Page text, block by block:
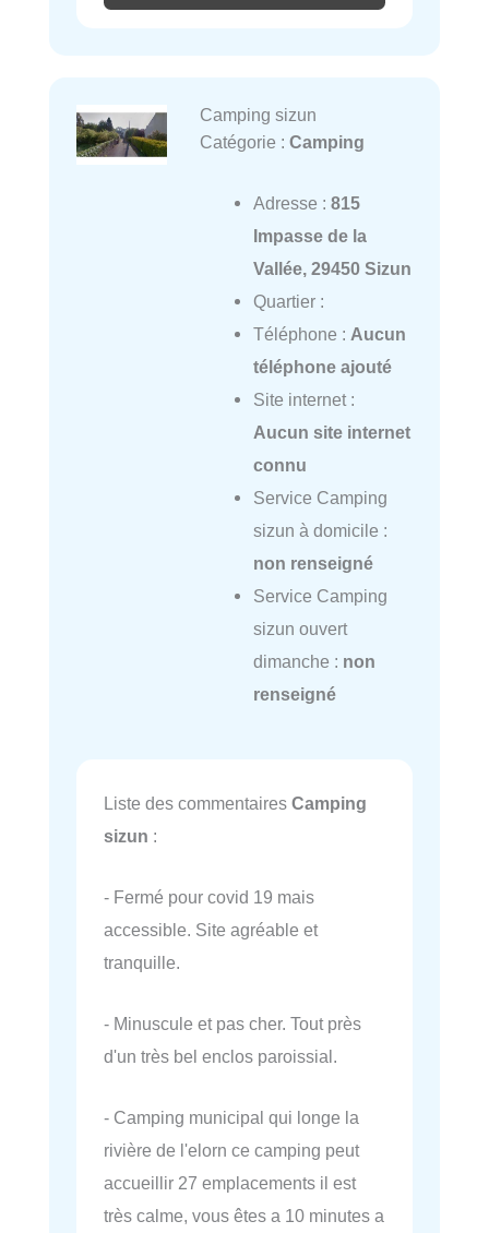
Camping sizun
Catégorie : Camping
Adresse : 815
Impasse de la
Vallée, 29450 Sizun
Quartier :
Téléphone : Aucun
téléphone ajouté
Site internet :
Aucun site internet
connu
Service Camping
sizun à domicile :
non renseigné
Service Camping
sizun ouvert
dimanche : non
renseigné
Liste des commentaires Camping
sizun :
- Fermé pour covid 19 mais
accessible. Site agréable et
tranquille.
- Minuscule et pas cher. Tout près
d'un très bel enclos paroissial.
- Camping municipal qui longe la
rivière de l'elorn ce camping peut
accueillir 27 emplacements il est
très calme, vous êtes a 10 minutes a